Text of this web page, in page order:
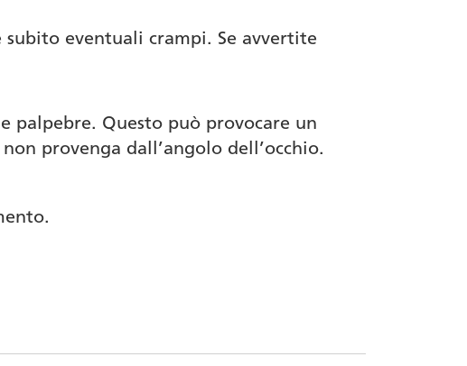
eventuali crampi. Se avvertite
palpebre. Questo può provocare un
provenga dall’angolo dell’occhio.